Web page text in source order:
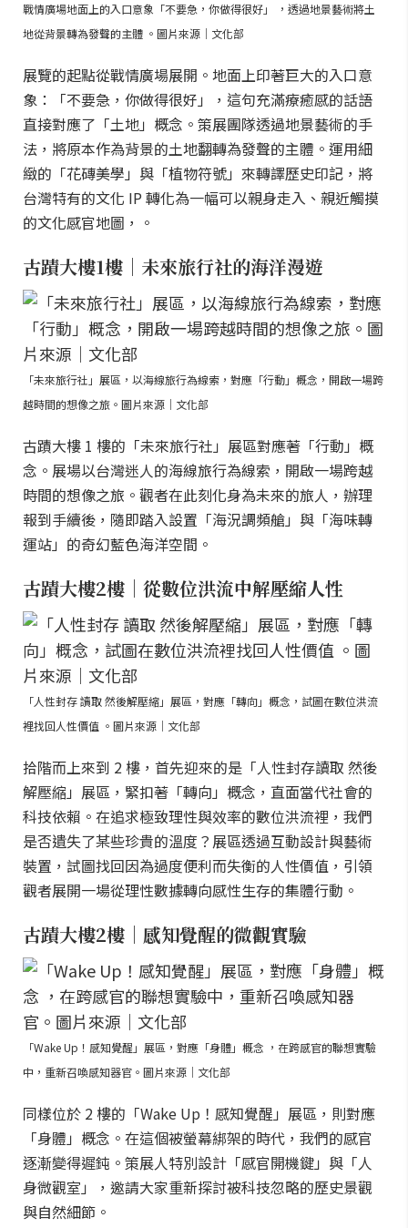
戰情廣場地面上的入口意象「不要急，你做得很好」 ，透過地景藝術將土
地從背景轉為發聲的主體 。圖片來源｜文化部
展覽的起點從戰情廣場展開。地面上印著巨大的入口意
象：「不要急，你做得很好」，這句充滿療癒感的話語
直接對應了「土地」概念。策展團隊透過地景藝術的手
法，將原本作為背景的土地翻轉為發聲的主體。運用細
緻的「花磚美學」與「植物符號」來轉譯歷史印記，將
台灣特有的文化 IP 轉化為一幅可以親身走入、親近觸摸
的文化感官地圖，。
古蹟大樓1樓｜未來旅行社的海洋漫遊
「未來旅行社」展區，以海線旅行為線索，對應「行動」概念，開啟一場跨
越時間的想像之旅。圖片來源｜文化部
古蹟大樓 1 樓的「未來旅行社」展區對應著「行動」概
念。展場以台灣迷人的海線旅行為線索，開啟一場跨越
時間的想像之旅。觀者在此刻化身為未來的旅人，辦理
報到手續後，隨即踏入設置「海況調頻艙」與「海味轉
運站」的奇幻藍色海洋空間。
古蹟大樓2樓｜從數位洪流中解壓縮人性
「人性封存 讀取 然後解壓縮」展區，對應「轉向」概念，試圖在數位洪流
裡找回人性價值 。圖片來源｜文化部
拾階而上來到 2 樓，首先迎來的是「人性封存讀取 然後
解壓縮」展區，緊扣著「轉向」概念，直面當代社會的
科技依賴。在追求極致理性與效率的數位洪流裡，我們
是否遺失了某些珍貴的溫度？展區透過互動設計與藝術
裝置，試圖找回因為過度便利而失衡的人性價值，引領
觀者展開一場從理性數據轉向感性生存的集體行動。
古蹟大樓2樓｜感知覺醒的微觀實驗
「Wake Up！感知覺醒」展區，對應「身體」概念 ，在跨感官的聯想實驗
中，重新召喚感知器官。圖片來源｜文化部
同樣位於 2 樓的「Wake Up！感知覺醒」展區，則對應
「身體」概念。在這個被螢幕綁架的時代，我們的感官
逐漸變得遲鈍。策展人特別設計「感官開機鍵」與「人
身微觀室」，邀請大家重新探討被科技忽略的歷史景觀
與自然細節。